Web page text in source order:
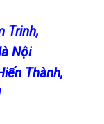
Trinh,
Nội
Thành,